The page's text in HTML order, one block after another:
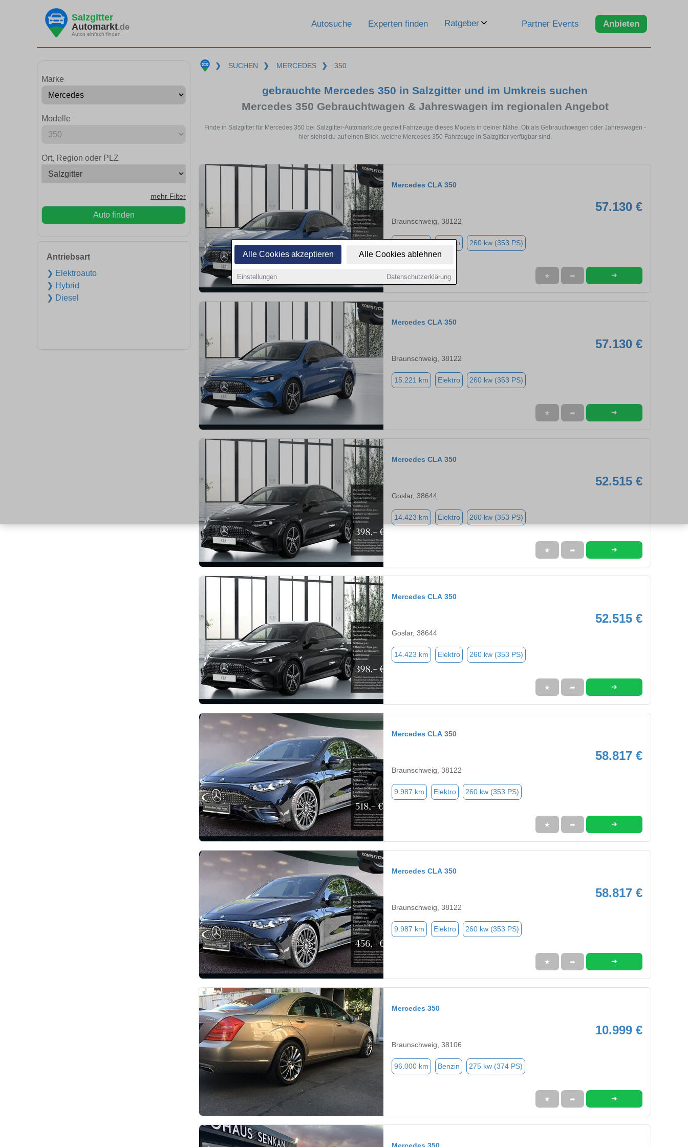
Alle Cookies akzeptieren Alle Cookies ablehnen
Einstellungen Datenschutzerklärung
Salzgitter
Automarkt.de
Autos einfach finden
Autosuche Experten finden Ratgeber Partner Events Anbieten
Marke
Modelle
Ort, Region oder PLZ
mehr Filter
Auto finden
Antriebsart
❯ Elektroauto
❯ Hybrid
❯ Diesel
❯ SUCHEN ❯ MERCEDES ❯ 350
gebrauchte Mercedes 350 in Salzgitter und im Umkreis suchen
Mercedes 350 Gebrauchtwagen & Jahreswagen im regionalen Angebot
Finde in Salzgitter für Mercedes 350 bei Salzgitter-Automarkt.de gezielt Fahrzeuge dieses Models in deiner Nähe. Ob als Gebrauchtwagen oder Jahreswagen -
hier siehst du auf einen Blick, welche Mercedes 350 Fahrzeuge in Salzgitter verfügbar sind.
Mercedes CLA 350
57.130 €
Braunschweig, 38122
Elektro 260 kw (353 PS)
★ ➦ ➜
Mercedes CLA 350
57.130 €
Braunschweig, 38122
15.221 km Elektro 260 kw (353 PS)
★ ➦ ➜
Mercedes CLA 350
52.515 €
Goslar, 38644
14.423 km Elektro 260 kw (353 PS)
★ ➦ ➜
Mercedes CLA 350
52.515 €
Goslar, 38644
14.423 km Elektro 260 kw (353 PS)
★ ➦ ➜
Mercedes CLA 350
58.817 €
Braunschweig, 38122
9.987 km Elektro 260 kw (353 PS)
★ ➦ ➜
Mercedes CLA 350
58.817 €
Braunschweig, 38122
9.987 km Elektro 260 kw (353 PS)
★ ➦ ➜
Mercedes 350
10.999 €
Braunschweig, 38106
96.000 km Benzin 275 kw (374 PS)
★ ➦ ➜